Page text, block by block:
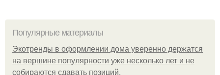
Популярные материалы
Экотренды в оформлении дома уверенно держатся
на вершине популярности уже несколько лет и не
собираются сдавать позиций.